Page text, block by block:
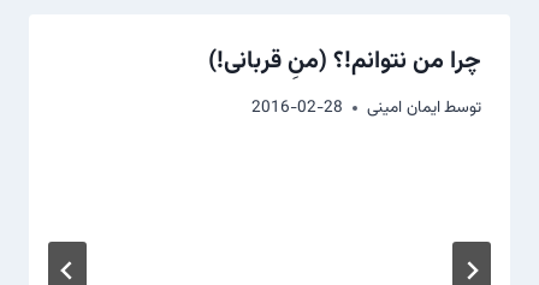
چرا من نتوانم!؟ (منِ قربانی!)
توسطایمان امینی 2016-02-28